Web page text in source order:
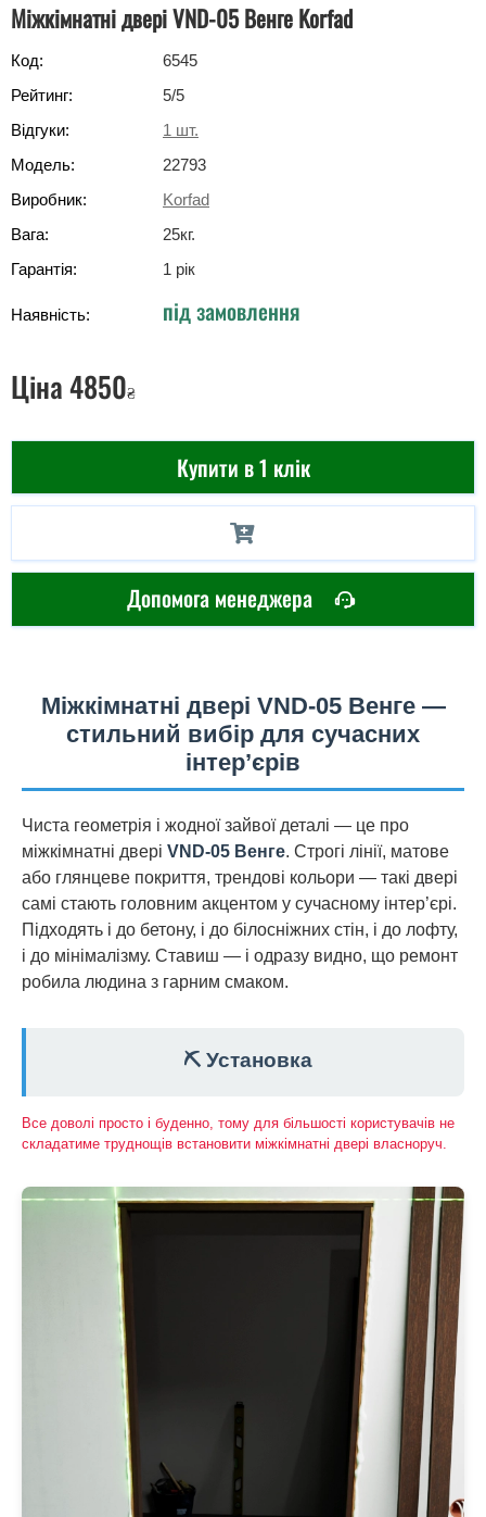
Міжкімнатні двері VND-05 Венге Korfad
Код:
6545
Рейтинг:
5/5
Відгуки:
1 шт.
Модель:
22793
Виробник:
Korfad
Вага:
25кг.
Гарантія:
1 рік
Наявність: під замовлення
Ціна4850₴
Купити в 1 клік
Допомога менеджера
Міжкімнатні двері VND-05 Венге —
стильний вибір для сучасних
інтер’єрів
Чиста геометрія і жодної зайвої деталі — це про
міжкімнатні двері VND-05 Венге. Строгі лінії, матове
або глянцеве покриття, трендові кольори — такі двері
самі стають головним акцентом у сучасному інтер’єрі.
Підходять і до бетону, і до білосніжних стін, і до лофту,
і до мінімалізму. Ставиш — і одразу видно, що ремонт
робила людина з гарним смаком.
⛏️ Установка
Все доволі просто і буденно, тому для більшості користувачів не
складатиме труднощів встановити міжкімнатні двері власноруч.